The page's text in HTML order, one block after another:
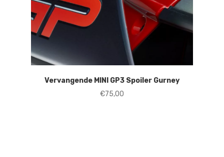
Vervangende MINI GP3 Spoiler Gurney
€75,00